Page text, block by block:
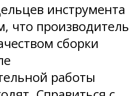
инструмента
что производитель
сборки
работы